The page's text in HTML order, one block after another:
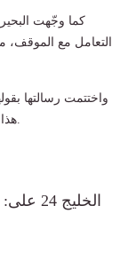
كما وجّهت
التعامل مع الموقف،
واختتمت رسالتها